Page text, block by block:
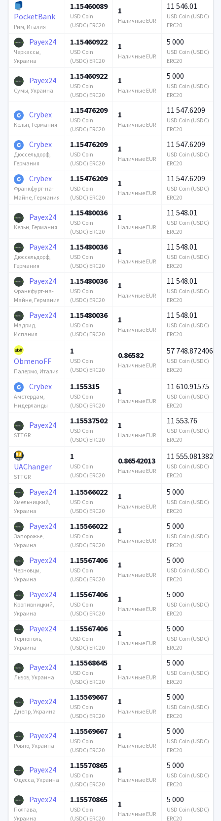
PocketBank
Рим, Италия
1.15460089
USD Coin
(USDC) ERC20
1
Наличные EUR
11 546.01
USD Coin (USDC)
ERC20
Payex24
Черкассы,
Украина
1.15460922
USD Coin
(USDC) ERC20
1
Наличные EUR
5 000
USD Coin (USDC)
ERC20
Payex24
Сумы, Украина
1.15460922
USD Coin
(USDC) ERC20
1
Наличные EUR
5 000
USD Coin (USDC)
ERC20
Crybex
Кельн, Германия
1.15476209
USD Coin
(USDC) ERC20
1
Наличные EUR
11 547.6209
USD Coin (USDC)
ERC20
Crybex
Дюссельдорф,
Германия
1.15476209
USD Coin
(USDC) ERC20
1
Наличные EUR
11 547.6209
USD Coin (USDC)
ERC20
Crybex
Франкфурт-на-
Майне, Германия
1.15476209
USD Coin
(USDC) ERC20
1
Наличные EUR
11 547.6209
USD Coin (USDC)
ERC20
Payex24
Кельн, Германия
1.15480036
USD Coin
(USDC) ERC20
1
Наличные EUR
11 548.01
USD Coin (USDC)
ERC20
Payex24
Дюссельдорф,
Германия
1.15480036
USD Coin
(USDC) ERC20
1
Наличные EUR
11 548.01
USD Coin (USDC)
ERC20
Payex24
Франкфурт-на-
Майне, Германия
1.15480036
USD Coin
(USDC) ERC20
1
Наличные EUR
11 548.01
USD Coin (USDC)
ERC20
Payex24
Мадрид,
Испания
1.15480036
USD Coin
(USDC) ERC20
1
Наличные EUR
11 548.01
USD Coin (USDC)
ERC20
ObmenoFF
Палермо, Италия
1
USD Coin
(USDC) ERC20
0.86582
Наличные EUR
57 748.872406
USD Coin (USDC)
ERC20
Crybex
Амстердам,
Нидерланды
1.155315
USD Coin
(USDC) ERC20
1
Наличные EUR
11 610.91575
USD Coin (USDC)
ERC20
Payex24
STTGR
1.15537502
USD Coin
(USDC) ERC20
1
Наличные EUR
11 553.76
USD Coin (USDC)
ERC20
UAChanger
STTGR
1
USD Coin
(USDC) ERC20
0.86542013
Наличные EUR
11 555.081382
USD Coin (USDC)
ERC20
Payex24
Хмельницкий,
Украина
1.15566022
USD Coin
(USDC) ERC20
1
Наличные EUR
5 000
USD Coin (USDC)
ERC20
Payex24
Запорожье,
Украина
1.15566022
USD Coin
(USDC) ERC20
1
Наличные EUR
5 000
USD Coin (USDC)
ERC20
Payex24
Черновцы,
Украина
1.15567406
USD Coin
(USDC) ERC20
1
Наличные EUR
5 000
USD Coin (USDC)
ERC20
Payex24
Кропивницкий,
Украина
1.15567406
USD Coin
(USDC) ERC20
1
Наличные EUR
5 000
USD Coin (USDC)
ERC20
Payex24
Тернополь,
Украина
1.15567406
USD Coin
(USDC) ERC20
1
Наличные EUR
5 000
USD Coin (USDC)
ERC20
Payex24
Львов, Украина
1.15568645
USD Coin
(USDC) ERC20
1
Наличные EUR
5 000
USD Coin (USDC)
ERC20
Payex24
Днепр, Украина
1.15569667
USD Coin
(USDC) ERC20
1
Наличные EUR
5 000
USD Coin (USDC)
ERC20
Payex24
Ровно, Украина
1.15569667
USD Coin
(USDC) ERC20
1
Наличные EUR
5 000
USD Coin (USDC)
ERC20
Payex24
Одесса, Украина
1.15570865
USD Coin
(USDC) ERC20
1
Наличные EUR
5 000
USD Coin (USDC)
ERC20
Payex24
Полтава,
Украина
1.15570865
USD Coin
(USDC) ERC20
1
Наличные EUR
5 000
USD Coin (USDC)
ERC20